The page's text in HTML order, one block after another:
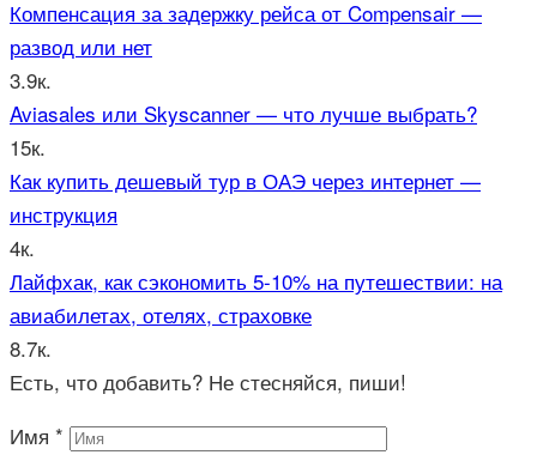
Компенсация за задержку рейса от Compensair —
развод или нет
3.9к.
Aviasales или Skyscanner — что лучше выбрать?
15к.
Как купить дешевый тур в ОАЭ через интернет —
инструкция
4к.
Лайфхак, как сэкономить 5-10% на путешествии: на
авиабилетах, отелях, страховке
8.7к.
Есть, что добавить? Не стесняйся, пиши!
Имя *